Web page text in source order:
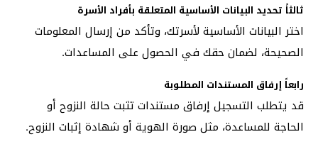
ثالثاً تحديد البيانات الأساسية المتعلقة بأفراد الأسرة
اختر البيانات الأساسية لأسرتك، وتأكد من إرسال المعلومات
الصحيحة، لضمان حقك في الحصول على المساعدات.
رابعاً إرفاق المستندات المطلوبة
قد يتطلب التسجيل إرفاق مستندات تثبت حالة النزوح أو
الحاجة للمساعدة، مثل صورة الهوية أو شهادة إثبات النزوح.